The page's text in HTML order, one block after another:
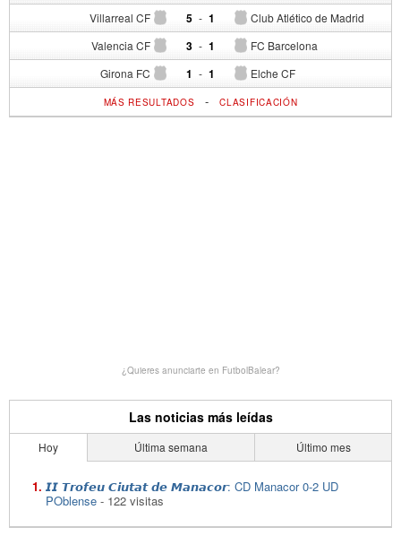
Villarreal CF 5 - Club Atlético de Madrid
1
Valencia CF 3 - FC Barcelona
1
Girona FC 1 - Elche CF
1
MÁS RESULTADOS -CLASIFICACIÓN
¿Quieres anunciarte en FutbolBalear?
Las noticias más leídas
Hoy Última semana Último mes
𝙄𝙄 𝙏𝙧𝙤𝙛𝙚𝙪 𝘾𝙞𝙪𝙩𝙖𝙩 𝙙𝙚 𝙈𝙖𝙣𝙖𝙘𝙤𝙧: CD Manacor 0-2 UD
POblense - 122 visitas